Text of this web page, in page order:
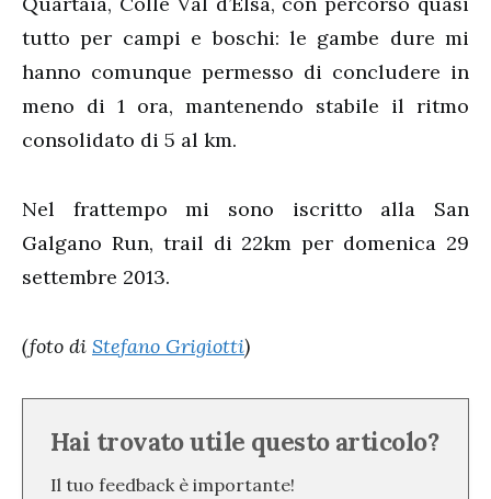
tutto per campi e boschi: le gambe dure mi
hanno comunque permesso di concludere in
meno di 1 ora, mantenendo stabile il ritmo
consolidato di 5 al km.
Nel frattempo mi sono iscritto alla San
Galgano Run, trail di 22km per domenica 29
settembre 2013.
(foto di Stefano Grigiotti)
Hai trovato utile questo articolo?
Il tuo feedback è importante!